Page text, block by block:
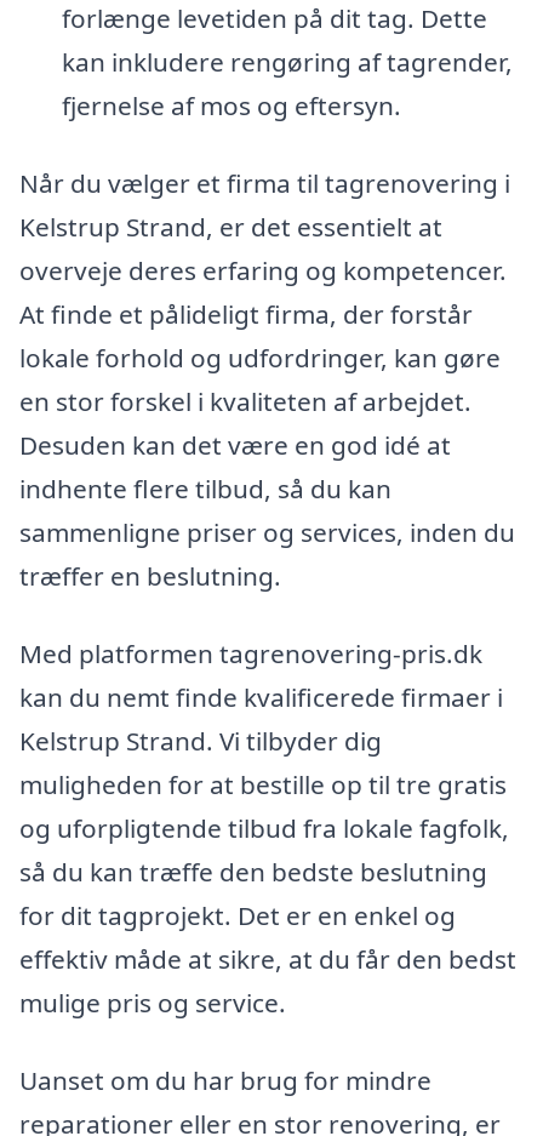
forlænge levetiden på dit tag. Dette
kan inkludere rengøring af tagrender,
fjernelse af mos og eftersyn.
Når du vælger et firma til tagrenovering i
Kelstrup Strand, er det essentielt at
overveje deres erfaring og kompetencer.
At finde et pålideligt firma, der forstår
lokale forhold og udfordringer, kan gøre
en stor forskel i kvaliteten af arbejdet.
Desuden kan det være en god idé at
indhente flere tilbud, så du kan
sammenligne priser og services, inden du
træffer en beslutning.
Med platformen tagrenovering-pris.dk
kan du nemt finde kvalificerede firmaer i
Kelstrup Strand. Vi tilbyder dig
muligheden for at bestille op til tre gratis
og uforpligtende tilbud fra lokale fagfolk,
så du kan træffe den bedste beslutning
for dit tagprojekt. Det er en enkel og
effektiv måde at sikre, at du får den bedst
mulige pris og service.
Uanset om du har brug for mindre
reparationer eller en stor renovering, er